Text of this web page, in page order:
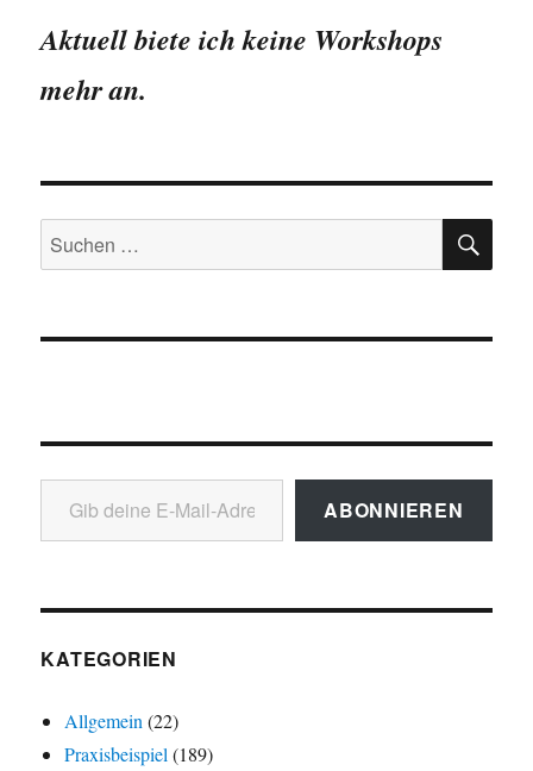
Kundenzufriedenheit
Aktuell biete ich keine Workshops
mehr an.
Suchen
nach:
Gib deine E-Mail-Adresse ein ...
ABONNIEREN
KATEGORIEN
Allgemein (22)
Praxisbeispiel (189)